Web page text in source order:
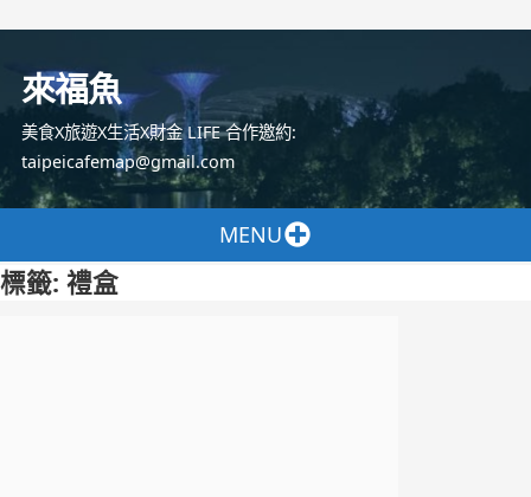
容
來福魚
美食X旅遊X生活X財金 LIFE 合作邀約:
taipeicafemap@gmail.com
MENU
標籤: 禮盒